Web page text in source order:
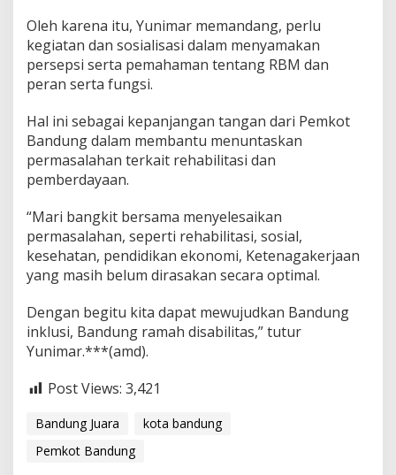
Oleh karena itu, Yunimar memandang, perlu
kegiatan dan sosialisasi dalam menyamakan
persepsi serta pemahaman tentang RBM dan
peran serta fungsi.
Hal ini sebagai kepanjangan tangan dari Pemkot
Bandung dalam membantu menuntaskan
permasalahan terkait rehabilitasi dan
pemberdayaan.
“Mari bangkit bersama menyelesaikan
permasalahan, seperti rehabilitasi, sosial,
kesehatan, pendidikan ekonomi, Ketenagakerjaan
yang masih belum dirasakan secara optimal.
Dengan begitu kita dapat mewujudkan Bandung
inklusi, Bandung ramah disabilitas,” tutur
Yunimar.***(amd).
Post Views: 3,421
Bandung Juara
kota bandung
Pemkot Bandung